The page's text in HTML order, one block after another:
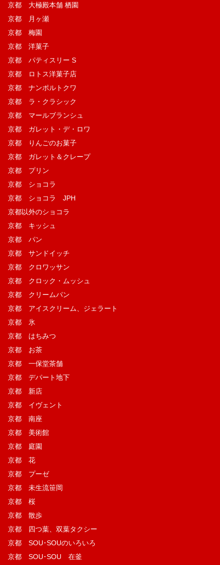
京都 大極殿本舗 栖園
京都 月ヶ瀬
京都 梅園
京都 洋菓子
京都 パティスリー S
京都 ロトス洋菓子店
京都 ナンポルトクワ
京都 ラ・クラシック
京都 マールブランシュ
京都 ガレット・デ・ロワ
京都 りんごのお菓子
京都 ガレット＆クレープ
京都 プリン
京都 ショコラ
京都 ショコラ JPH
京都以外のショコラ
京都 キッシュ
京都 パン
京都 サンドイッチ
京都 クロワッサン
京都 クロック・ムッシュ
京都 クリームパン
京都 アイスクリーム、ジェラート
京都 氷
京都 はちみつ
京都 お茶
京都 一保堂茶舗
京都 デパート地下
京都 新店
京都 イヴェント
京都 南座
京都 美術館
京都 庭園
京都 花
京都 プーゼ
京都 未生流笹岡
京都 桜
京都 散歩
京都 四つ葉、双葉タクシー
京都 SOU･SOUのいろいろ
京都 SOU･SOU 在釜